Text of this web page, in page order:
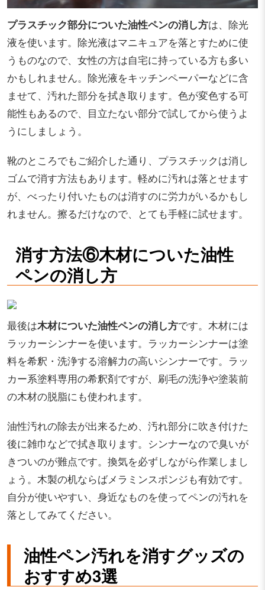
プラスチック部分についた油性ペンの消し方は、除光
液を使います。除光液はマニキュアを落とすために使
うものなので、女性の方は自宅に持っている方も多い
かもしれません。除光液をキッチンペーパーなどに含
ませて、汚れた部分を拭き取ります。色が変色する可
能性もあるので、目立たない部分で試してから使うよ
うにしましょう。
靴のところでもご紹介した通り、プラスチックは消し
ゴムで消す方法もあります。軽めに汚れは落とせます
が、べったり付いたものは消すのに労力がいるかもし
れません。擦るだけなので、とても手軽に試せます。
消す方法⑥木材についた油性
ペンの消し方
最後は木材についた油性ペンの消し方です。木材には
ラッカーシンナーを使います。ラッカーシンナーは塗
料を希釈・洗浄する溶解力の高いシンナーです。ラッ
カー系塗料専用の希釈剤ですが、刷毛の洗浄や塗装前
の木材の脱脂にも使われます。
油性汚れの除去が出来るため、汚れ部分に吹き付けた
後に雑巾などで拭き取ります。シンナーなので臭いが
きついのが難点です。換気を必ずしながら作業しまし
ょう。木製の机ならばメラミンスポンジも有効です。
自分が使いやすい、身近なものを使ってペンの汚れを
落としてみてください。
油性ペン汚れを消すグッズの
おすすめ3選